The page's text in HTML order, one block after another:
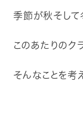
季節が秋そして
このあたりのク
そんなことを考